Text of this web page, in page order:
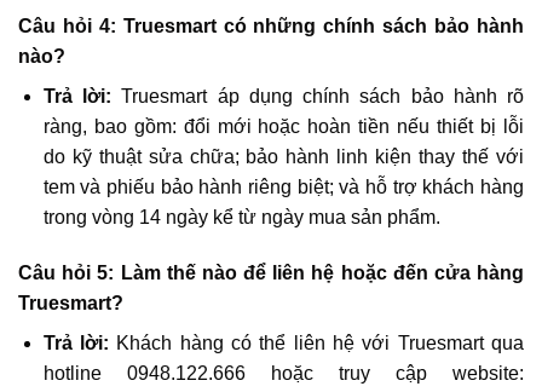
Câu hỏi 4: Truesmart có những chính sách bảo hành
nào?
Trả lời:Truesmart áp dụng chính sách bảo hành rõ
ràng, bao gồm: đổi mới hoặc hoàn tiền nếu thiết bị lỗi
do kỹ thuật sửa chữa; bảo hành linh kiện thay thế với
tem và phiếu bảo hành riêng biệt; và hỗ trợ khách hàng
trong vòng 14 ngày kể từ ngày mua sản phẩm.
Câu hỏi 5: Làm thế nào để liên hệ hoặc đến cửa hàng
Truesmart?
Trả lời: Khách hàng có thể liên hệ với Truesmart qua
hotline 0948.122.666 hoặc truy cập website: